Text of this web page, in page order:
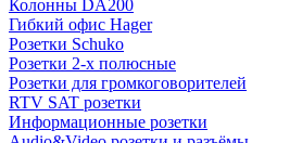
Колонны DA200
Гибкий офис Hager
Розетки Schuko
Розетки 2-х полюсные
Розетки для громкоговорителей
RTV SAT розетки
Информационные розетки